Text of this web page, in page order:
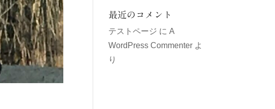
最近のコメント
テストページ にA
WordPress Commenter よ
り